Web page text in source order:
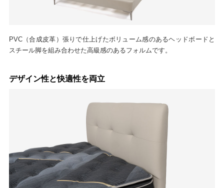
PVC（合成皮革）張りで仕上げたボリューム感のあるヘッドボードと
スチール脚を組み合わせた高級感のあるフォルムです。
デザイン性と快適性を両立